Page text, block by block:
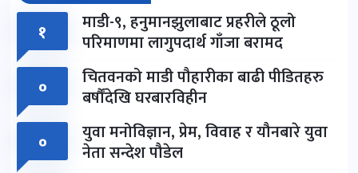
१ माडी-९, हनुमानझुलाबाट प्रहरीले ठूलो
परिमाणमा लागुपदार्थ गाँजा बरामद
०
चितवनको माडी पौहारीका बाढी पीडितहरु
बर्षौंदेखि घरबारविहीन
०
युवा मनोविज्ञान, प्रेम, विवाह र यौनबारे युवा
नेता सन्देश पौडेल